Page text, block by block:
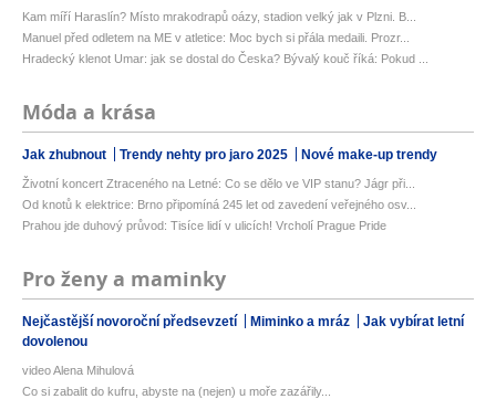
Kam míří Haraslín? Místo mrakodrapů oázy, stadion velký jak v Plzni. B...
Manuel před odletem na ME v atletice: Moc bych si přála medaili. Prozr...
Hradecký klenot Umar: jak se dostal do Česka? Bývalý kouč říká: Pokud ...
Móda a krása
Jak zhubnout Trendy nehty pro jaro 2025 Nové make-up trendy
Životní koncert Ztraceného na Letné: Co se dělo ve VIP stanu? Jágr při...
Od knotů k elektrice: Brno připomíná 245 let od zavedení veřejného osv...
Prahou jde duhový průvod: Tisíce lidí v ulicích! Vrcholí Prague Pride
Pro ženy a maminky
Nejčastější novoroční předsevzetí Miminko a mráz
Jak vybírat letní
dovolenou
video Alena Mihulová
Co si zabalit do kufru, abyste na (nejen) u moře zazářily...